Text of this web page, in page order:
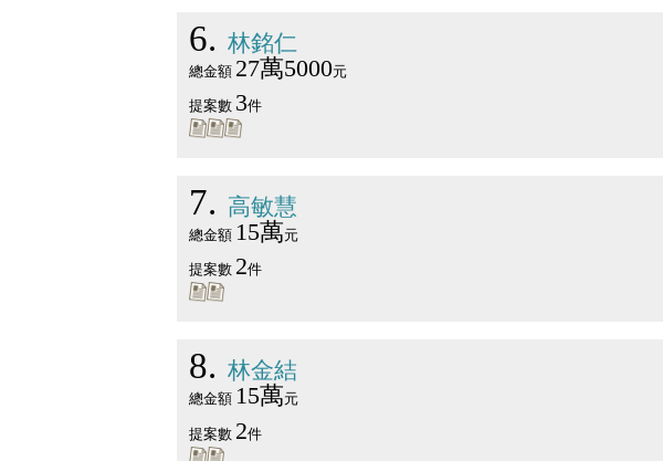
6 林銘仁
總金額 27萬5000元
提案數 3件
7 高敏慧
總金額 15萬元
提案數 2件
8 林金結
總金額 15萬元
提案數 2件